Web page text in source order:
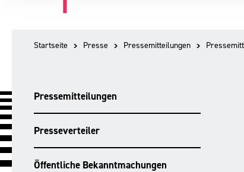
Startseite Presse Pressemitteilungen
Pressemitteilungen
Presseverteiler
Öffentliche Bekanntmachungen